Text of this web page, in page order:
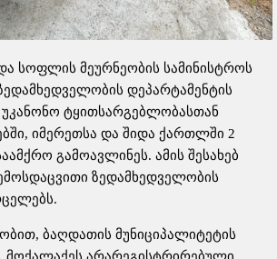
სოფლის მეურნეობის სამინისტროს
დეპარტამენტის
ტყითსარგებლობასთან
იმერეთსა და შიდა ქართლში 2
გამოავლინეს. ამის შესახებ
ზედამხედველობის
ბაღდათის მუნიციპალიტეტის
მოქალაქეს არარეგისტრირებული